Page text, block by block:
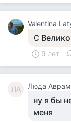
Valentina
С
9 лет
ЛА Люда Аврам
ну я бы
меня